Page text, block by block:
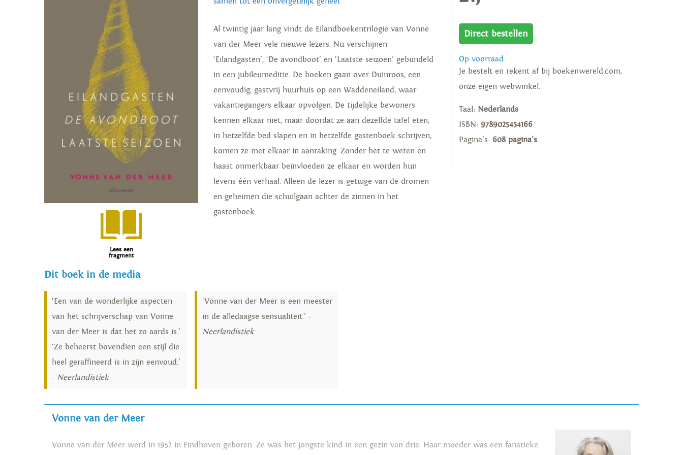
Lees een
fragment
Al twintig jaar lang vindt de Eilandboekentrilogie van Vonne
van der Meer vele nieuwe lezers. Nu verschijnen
‘Eilandgasten’, ‘De avondboot’ en ‘Laatste seizoen’ gebundeld
in een jubileumeditie. De boeken gaan over Duinroos, een
eenvoudig, gastvrij huurhuis op een Waddeneiland, waar
vakantiegangers elkaar opvolgen. De tijdelijke bewoners
kennen elkaar niet, maar doordat ze aan dezelfde tafel eten,
in hetzelfde bed slapen en in hetzelfde gastenboek schrijven,
komen ze met elkaar in aanraking. Zonder het te weten en
haast onmerkbaar beïnvloeden ze elkaar en worden hun
levens één verhaal. Alleen de lezer is getuige van de dromen
en geheimen die schuilgaan achter de zinnen in het
gastenboek.
Direct bestellen
Op voorraad
Je bestelt en rekent af bij boekenwereld.com,
onze eigen webwinkel.
Taal: Nederlands
ISBN: 9789025454166
Pagina's: 608 pagina's
Dit boek in de media
‘Een van de wonderlijke aspecten
van het schrijverschap van Vonne
van der Meer is dat het zo aards is.’
‘Ze beheerst bovendien een stijl die
heel geraffineerd is in zijn eenvoud.’
- Neerlandistiek
‘Vonne van der Meer is een meester
in de alledaagse sensualiteit.’ -
Neerlandistiek
Vonne van der Meer
Vonne van der Meer werd in 1952 in Eindhoven geboren. Ze was het jongste kind in een gezin van drie. Haar moeder was een fanatieke